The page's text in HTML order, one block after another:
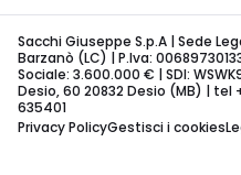
Sacchi Giuseppe S.p.A | Sede
Barzanò (LC) | P.Iva:
Sociale: 3.600.000 € | SDI:
Desio, 60 20832 Desio (MB) | tel
635401
Privacy PolicyGestisci i cookies